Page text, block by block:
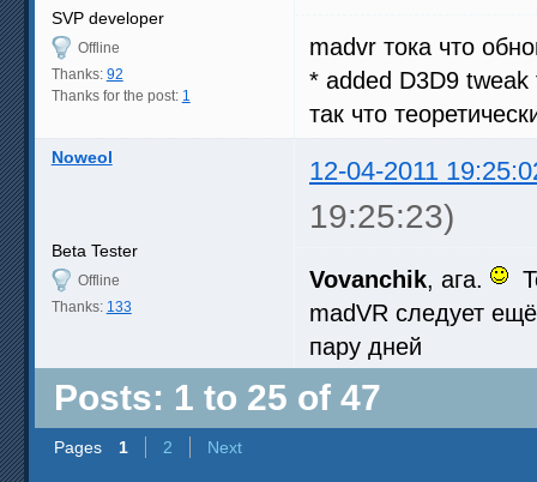
SVP developer
Offline
Thanks: 92
Thanks for the post: 1
madvr тока что
* added D3D9
так что
Noweol 12-04-2011
19:25:23)
Beta Tester
Offline
Thanks: 133
Vovanchik, ага.
madVR следует
пару дней
Posts: 1 to 25 of 47
Pages 1 2 Next